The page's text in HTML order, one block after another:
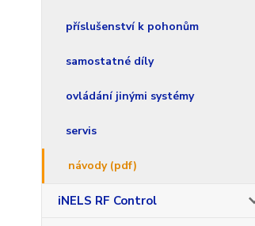
příslušenství k pohonům
samostatné díly
ovládání jinými systémy
servis
návody (pdf)
iNELS RF Control